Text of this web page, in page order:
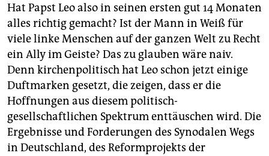
Hat Papst Leo also in seinen ersten gut 14 Monaten
alles richtig gemacht? Ist der Mann in Weiß für
viele linke Menschen auf der ganzen Welt zu Recht
ein Ally im Geiste? Das zu glauben wäre naiv.
Denn kirchenpolitisch hat Leo schon jetzt einige
Duftmarken gesetzt, die zeigen, dass er die
Hoffnungen aus diesem politisch-
gesellschaftlichen Spektrum enttäuschen wird. Die
Ergebnisse und Forderungen des Synodalen Wegs
in Deutschland, des Reformprojekts der